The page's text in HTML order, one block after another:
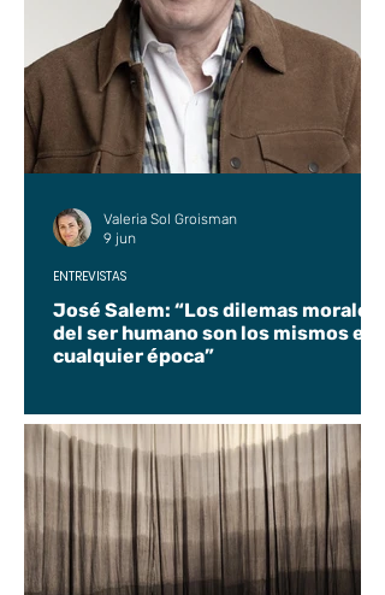
José Salem: “Los dilemas morales
del ser humano son los mismos en
cualquier época”
ENTREVISTAS
Valeria Sol Groisman
9 jun